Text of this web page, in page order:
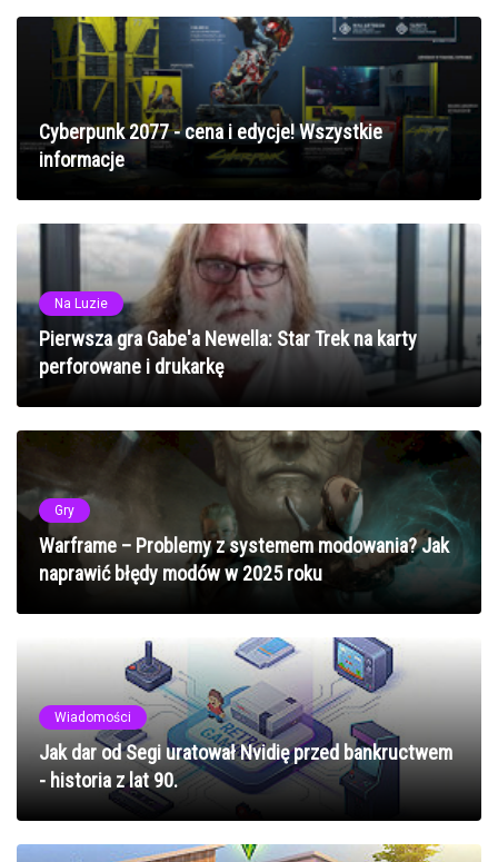
Cyberpunk 2077 - cena i edycje! Wszystkie
informacje
Na Luzie
Pierwsza gra Gabe'a Newella: Star Trek na karty
perforowane i drukarkę
Gry
Warframe – Problemy z systemem modowania? Jak
naprawić błędy modów w 2025 roku
Wiadomości
Jak dar od Segi uratował Nvidię przed bankructwem
- historia z lat 90.